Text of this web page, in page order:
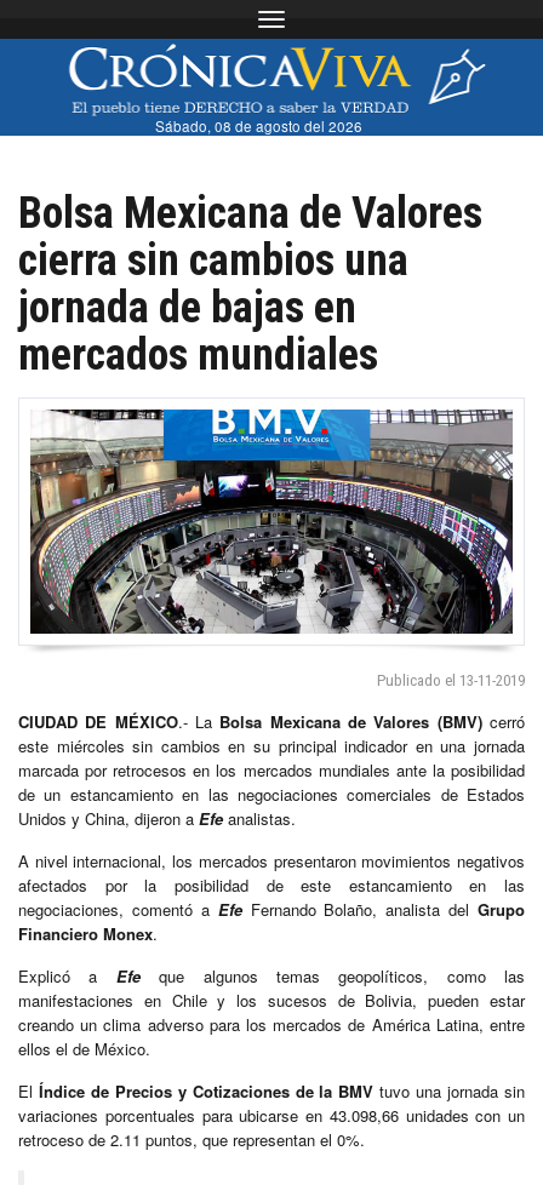
Toggle navigation
Sábado, 08 de agosto del 2026
Bolsa Mexicana de Valores
cierra sin cambios una
jornada de bajas en
mercados mundiales
Publicado el 13-11-2019
CIUDAD DE MÉXICO.- La Bolsa Mexicana de Valores (BMV)cerró
este miércoles sin cambios en su principal indicador en una jornada
marcada por retrocesos en los mercados mundiales ante la posibilidad
de un estancamiento en las negociaciones comerciales de Estados
Unidos y China, dijeron a Efeanalistas.
A nivel internacional, los mercados presentaron movimientos negativos
afectados por la posibilidad de este estancamiento en las
negociaciones, comentó a EfeFernando Bolaño, analista del Grupo
Financiero Monex.
Explicó a Efeque algunos temas geopolíticos, como las
manifestaciones en Chile y los sucesos de Bolivia, pueden estar
creando un clima adverso para los mercados de América Latina, entre
ellos el de México.
El Índice de Precios y Cotizaciones de la BMV tuvo una jornada sin
variaciones porcentuales para ubicarse en 43.098,66 unidades con un
retroceso de 2.11 puntos, que representan el 0%.